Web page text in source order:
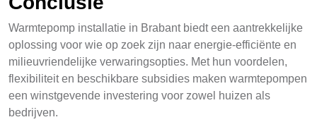
Warmtepomp installatie in Brabant biedt een aantrekkelijke
oplossing voor wie op zoek zijn naar energie-efficiënte en
milieuvriendelijke verwaringsopties. Met hun voordelen,
flexibiliteit en beschikbare subsidies maken warmtepompen
een winstgevende investering voor zowel huizen als
bedrijven.